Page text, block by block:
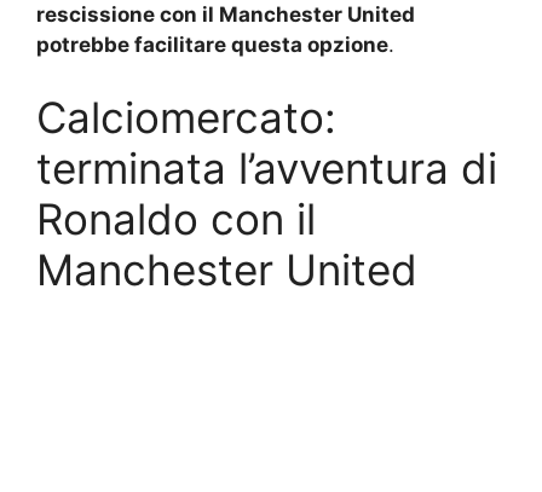
rescissione con il Manchester United
potrebbe facilitare questa opzione.
Calciomercato:
terminata l’avventura di
Ronaldo con il
Manchester United